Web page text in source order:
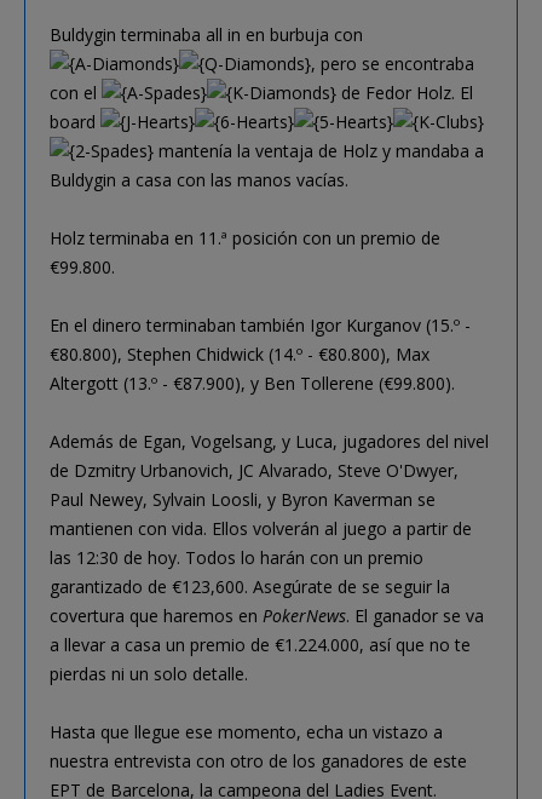
Buldygin terminaba all in en burbuja con
, pero se encontraba
con el
de Fedor Holz. El
board
mantenía la ventaja de Holz y mandaba a
Buldygin a casa con las manos vacías.
Holz terminaba en 11.ª posición con un premio de
€99.800.
En el dinero terminaban también Igor Kurganov (15.º -
€80.800), Stephen Chidwick (14.º - €80.800), Max
Altergott (13.º - €87.900), y Ben Tollerene (€99.800).
Además de Egan, Vogelsang, y Luca, jugadores del nivel
de Dzmitry Urbanovich, JC Alvarado, Steve O'Dwyer,
Paul Newey, Sylvain Loosli, y Byron Kaverman se
mantienen con vida. Ellos volverán al juego a partir de
las 12:30 de hoy. Todos lo harán con un premio
garantizado de €123,600. Asegúrate de se seguir la
covertura que haremos en PokerNews. El ganador se va
a llevar a casa un premio de €1.224.000, así que no te
pierdas ni un solo detalle.
Hasta que llegue ese momento, echa un vistazo a
nuestra entrevista con otro de los ganadores de este
EPT de Barcelona, la campeona del Ladies Event.